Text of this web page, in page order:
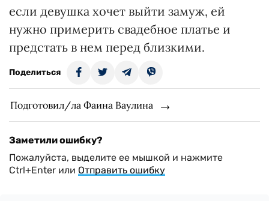
если девушка хочет выйти замуж, ей
нужно примерить свадебное платье и
предстать в нем перед близкими.
Поделиться
Подготовил/ла Фаина Ваулина
Заметили ошибку?
Пожалуйста, выделите ее мышкой и нажмите
Ctrl+Enter или Отправить ошибку